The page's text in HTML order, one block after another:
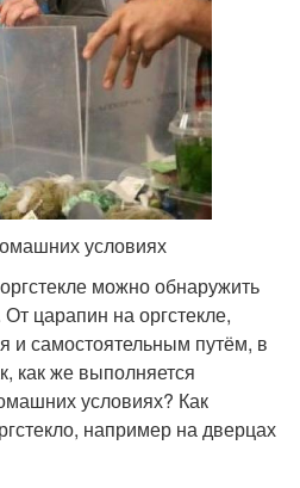
условиях
можно обнаружить
царапин на оргстекле,
и самостоятельным путём, в
как же выполняется
условиях? Как
например на дверцах